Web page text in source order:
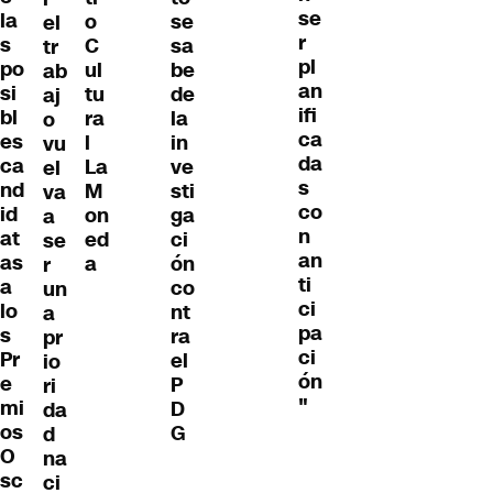
la
s
po
si
bl
es
ca
nd
id
at
as
a
lo
s
Pr
e
mi
os
O
sc
el
tr
ab
aj
o
vu
el
va
a
se
r
un
a
pr
io
ri
da
d
na
ci
o
C
ul
tu
ra
l
La
M
on
ed
a
se
sa
be
de
la
in
ve
sti
ga
ci
ón
co
nt
ra
el
P
D
G
se
r
pl
an
ifi
ca
da
s
co
n
an
ti
ci
pa
ci
ón
"